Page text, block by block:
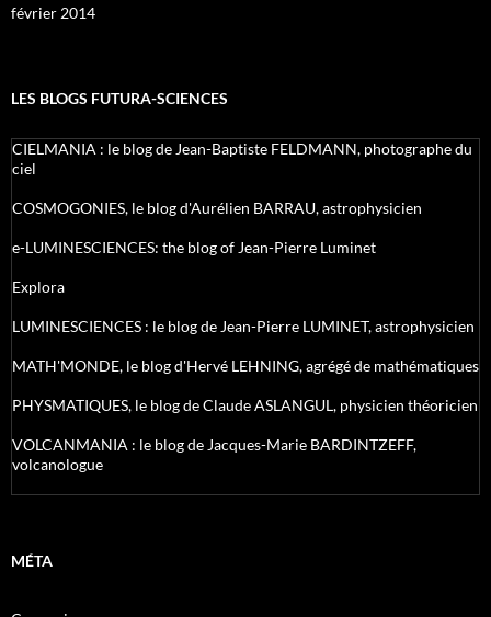
février 2014
LES BLOGS FUTURA-SCIENCES
CIELMANIA : le blog de Jean-Baptiste FELDMANN, photographe du
ciel
COSMOGONIES, le blog d'Aurélien BARRAU, astrophysicien
e-LUMINESCIENCES: the blog of Jean-Pierre Luminet
Explora
LUMINESCIENCES : le blog de Jean-Pierre LUMINET, astrophysicien
MATH'MONDE, le blog d'Hervé LEHNING, agrégé de mathématiques
PHYSMATIQUES, le blog de Claude ASLANGUL, physicien théoricien
VOLCANMANIA : le blog de Jacques-Marie BARDINTZEFF,
volcanologue
MÉTA